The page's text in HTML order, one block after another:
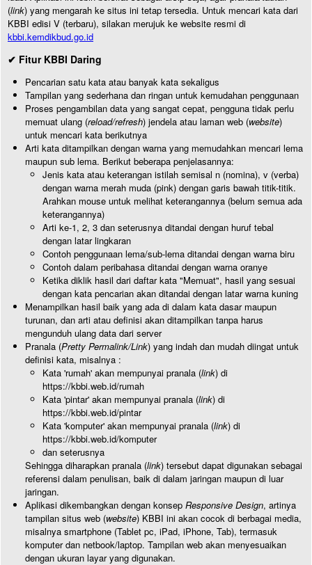
(link) yang mengarah ke situs ini tetap tersedia. Untuk mencari kata dari
KBBI edisi V (terbaru), silakan merujuk ke website resmi di
kbbi.kemdikbud.go.id
✔ Fitur KBBI Daring
Pencarian satu kata atau banyak kata sekaligus
Tampilan yang sederhana dan ringan untuk kemudahan penggunaan
Proses pengambilan data yang sangat cepat, pengguna tidak perlu
memuat ulang (reload/refresh) jendela atau laman web (website)
untuk mencari kata berikutnya
Arti kata ditampilkan dengan warna yang memudahkan mencari lema
maupun sub lema. Berikut beberapa penjelasannya:
Jenis kata atau keterangan istilah semisal n (nomina), v (verba)
dengan warna merah muda (pink) dengan garis bawah titik-titik.
Arahkan mouse untuk melihat keterangannya (belum semua ada
keterangannya)
Arti ke-1, 2, 3 dan seterusnya ditandai dengan huruf tebal
dengan latar lingkaran
Contoh penggunaan lema/sub-lema ditandai dengan warna biru
Contoh dalam peribahasa ditandai dengan warna oranye
Ketika diklik hasil dari daftar kata "Memuat", hasil yang sesuai
dengan kata pencarian akan ditandai dengan latar warna kuning
Menampilkan hasil baik yang ada di dalam kata dasar maupun
turunan, dan arti atau definisi akan ditampilkan tanpa harus
mengunduh ulang data dari server
Pranala (Pretty Permalink/Link) yang indah dan mudah diingat untuk
definisi kata, misalnya :
Kata 'rumah' akan mempunyai pranala (link) di
https://kbbi.web.id/rumah
Kata 'pintar' akan mempunyai pranala (link) di
https://kbbi.web.id/pintar
Kata 'komputer' akan mempunyai pranala (link) di
https://kbbi.web.id/komputer
dan seterusnya
Sehingga diharapkan pranala (link) tersebut dapat digunakan sebagai
referensi dalam penulisan, baik di dalam jaringan maupun di luar
jaringan.
Aplikasi dikembangkan dengan konsep Responsive Design, artinya
tampilan situs web (website) KBBI ini akan cocok di berbagai media,
misalnya smartphone (Tablet pc, iPad, iPhone, Tab), termasuk
komputer dan netbook/laptop. Tampilan web akan menyesuaikan
dengan ukuran layar yang digunakan.